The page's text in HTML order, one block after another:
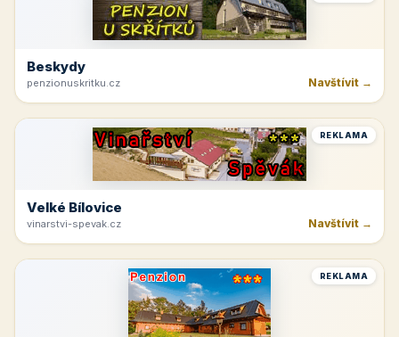
Beskydy
penzionuskritku.cz Navštívit →
REKLAMA
Velké Bílovice
vinarstvi-spevak.cz Navštívit →
REKLAMA